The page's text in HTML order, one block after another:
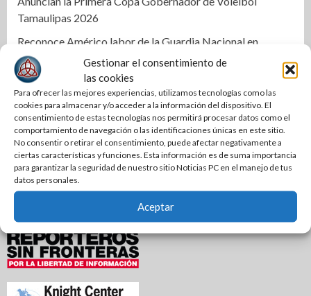
Gestionar el consentimiento de
las cookies
Para ofrecer las mejores experiencias, utilizamos tecnologías como las
cookies para almacenar y/o acceder a la información del dispositivo. El
consentimiento de estas tecnologías nos permitirá procesar datos como el
comportamiento de navegación o las identificaciones únicas en este sitio.
No consentir o retirar el consentimiento, puede afectar negativamente a
ciertas características y funciones. Esta información es de suma importancia
para garantizar la seguridad de nuestro sitio Noticias PC en el manejo de tus
datos personales.
Aceptar
Tamaulipas 2026
Reconoce Américo labor de la Guardia Nacional en
Tamaulipas; atestigua llegada del nuevo coordinador
estatal